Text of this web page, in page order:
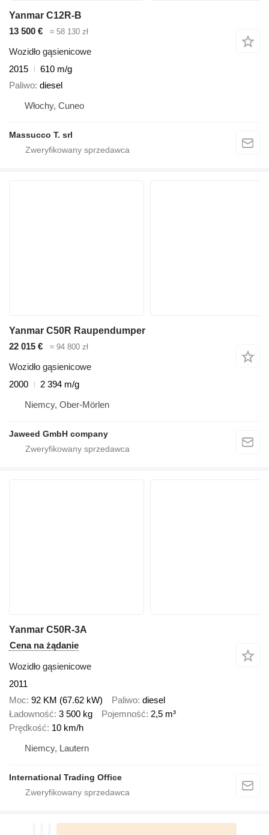
Yanmar C12R-B
13 500 €
≈ 58 130 zł
Wozidło gąsienicowe
2015
610 m/g
Paliwo diesel
Włochy, Cuneo
Massucco T. srl
Yanmar C50R Raupendumper
22 015 €
≈ 94 800 zł
Wozidło gąsienicowe
2000
2 394 m/g
Niemcy, Ober-Mörlen
Jaweed GmbH company
Yanmar C50R-3A
Cena na żądanie
Wozidło gąsienicowe
2011
Moc 92 KM (67.62 kW) Paliwo diesel
Ładowność 3 500 kg Pojemność 2,5 m³
Prędkość 10 km/h
Niemcy, Lautern
International Trading Office